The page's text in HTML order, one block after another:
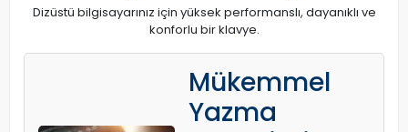
Dizüstü bilgisayarınız için yüksek performanslı, dayanıklı ve
konforlu bir klavye.
Mükemmel
Yazma